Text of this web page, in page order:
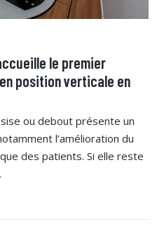
le premier
position verticale en
ou debout présente un
l’amélioration du
des patients. Si elle reste